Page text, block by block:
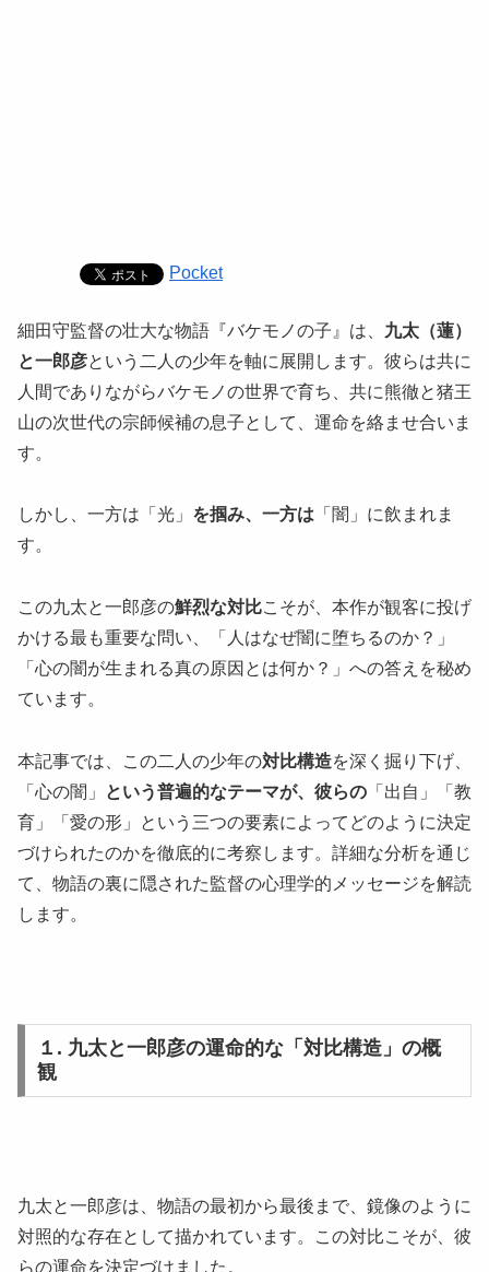
Pocket
細田守監督の壮大な物語『バケモノの子』は、 九太（蓮）
と一郎彦という二人の少年を軸に展開します。彼らは共に
人間でありながらバケモノの世界で育ち、共に熊徹と猪王
山の次世代の宗師候補の息子として、運命を絡ませ合いま
す。
しかし、一方は「光」 を掴み、一方は 「闇」に飲まれま
す。
この九太と一郎彦の鮮烈な対比こそが、本作が観客に投げ
かける最も重要な問い、「人はなぜ闇に堕ちるのか？」
「心の闇が生まれる真の原因とは何か？」への答えを秘め
ています。
本記事では、この二人の少年の対比構造を深く掘り下げ、
「心の闇」
という普遍的なテーマが、彼らの 「出自」「教
育」「愛の形」という三つの要素によってどのように決定
づけられたのかを徹底的に考察します。詳細な分析を通じ
て、物語の裏に隠された監督の心理学的メッセージを解読
します。
１. 九太と一郎彦の運命的な「対比構造」の概
観
九太と一郎彦は、物語の最初から最後まで、鏡像のように
対照的な存在として描かれています。この対比こそが、彼
らの運命を決定づけました。